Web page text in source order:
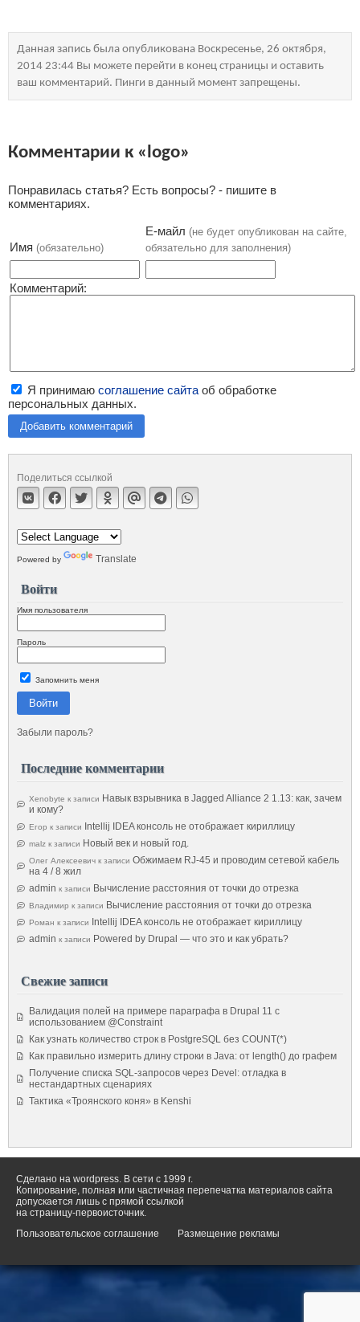
Данная запись была опубликована Воскресенье, 26 октября,
2014 23:44 Вы можете перейти в конец страницы и оставить
ваш комментарий. Пинги в данный момент запрещены.
Комментарии к «logo»
Понравилась статья? Есть вопросы? - пишите в
комментариях.
Имя (обязательно)
Е-майл (не будет опубликован на сайте,
обязательно для заполнения)
Комментарий:
Я принимаю соглашение сайта об обработке
персональных данных.
Добавить комментарий
Поделиться ссылкой
Powered by Translate
Войти
Имя пользователя
Пароль
Запомнить меня
Войти
Забыли пароль?
Последние комментарии
Xenobyte к записи Навык взрывника в Jagged Alliance 2 1.13: как, зачем
и кому?
Егор к записи Intellij IDEA консоль не отображает кириллицу
malz к записи Новый век и новый год.
Олег Алексеевич к записи Обжимаем RJ-45 и проводим сетевой кабель
на 4 / 8 жил
admin к записи Вычисление расстояния от точки до отрезка
Владимир к записи Вычисление расстояния от точки до отрезка
Роман к записи
Intellij IDEA консоль не отображает кириллицу
admin к записи Powered by Drupal — что это и как убрать?
Свежие записи
Валидация полей на примере параграфа в Drupal 11 с
использованием @Constraint
Как узнать количество строк в PostgreSQL без COUNT(*)
Как правильно измерить длину строки в Java: от length() до графем
Получение списка SQL-запросов через Devel: отладка в
нестандартных сценариях
Тактика «Троянского коня» в Kenshi
Сделано на wordpress. В сети с 1999 г.
Копирование, полная или частичная перепечатка материалов сайта
допускается лишь с прямой ссылкой
на страницу-первоисточник.
Пользовательское соглашение
Размещение рекламы